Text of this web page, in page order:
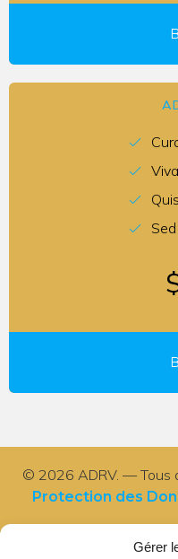
Gérer
© 2026 ADRV. — Tous
Protection des